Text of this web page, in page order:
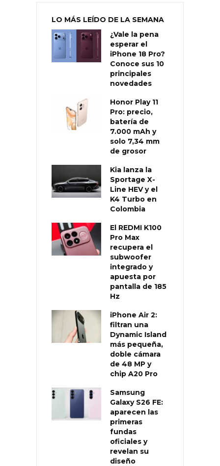
LO MÁS LEÍDO DE LA SEMANA
¿Vale la pena
esperar el
iPhone 18 Pro?
Conoce sus 10
principales
novedades
Honor Play 11
Pro: precio,
batería de
7.000 mAh y
solo 7,34 mm
de grosor
Kia lanza la
Sportage X-
Line HEV y el
K4 Turbo en
Colombia
El REDMI K100
Pro Max
recupera el
subwoofer
integrado y
apuesta por
pantalla de 185
Hz
iPhone Air 2:
filtran una
Dynamic Island
más pequeña,
doble cámara
de 48 MP y
chip A20 Pro
Samsung
Galaxy S26 FE:
aparecen las
primeras
fundas
oficiales y
revelan su
diseño